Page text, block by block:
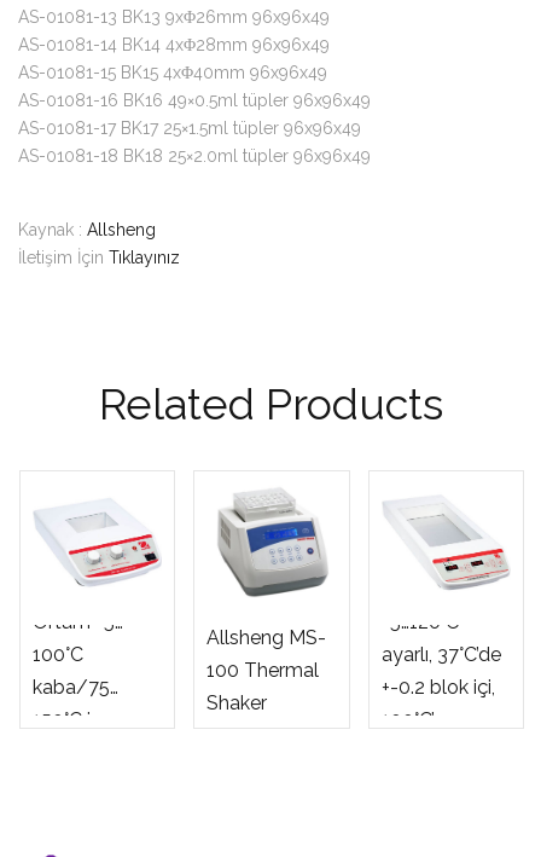
AS-01081-13 BK13 9xΦ26mm 96x96x49
AS-01081-14 BK14 4xΦ28mm 96x96x49
AS-01081-15 BK15 4xΦ40mm 96x96x49
AS-01081-16 BK16 49×0.5ml tüpler 96x96x49
AS-01081-17 BK17 25×1.5ml tüpler 96x96x49
AS-01081-18 BK18 25×2.0ml tüpler 96x96x49
Kaynak : Allsheng
İletişim İçin Tıklayınız
Related Products
Ohaus HB1AL
1 Bloklu,
Ortam +5…
100°C
kaba/75…
150°C ince
Allsheng MS-
100 Thermal
Shaker
Ohaus
HB6DG 6
Bloklu, Ortam
+5…120°C
ayarlı, 37°C’de
+-0.2 blok içi,
100°C’ye